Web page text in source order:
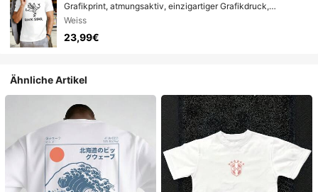
Grafikprint, atmungsaktiv, einzigartiger Grafikdruck,
Neuerscheinung
Weiss
23,99€
Ähnliche Artikel